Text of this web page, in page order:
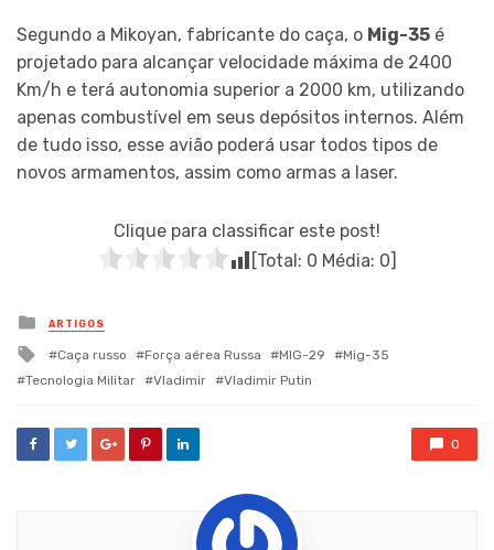
Segundo a Mikoyan, fabricante do caça, o Mig-35 é
projetado para alcançar velocidade máxima de 2400
Km/h e terá autonomia superior a 2000 km, utilizando
apenas combustível em seus depósitos internos. Além
de tudo isso, esse avião poderá usar todos tipos de
novos armamentos, assim como armas a laser.
Clique para classificar este post!
[Total: 0 Média: 0]
Posted
in
ARTIGOS
Tagged
with
Caça russo Força aérea Russa MIG-29
Mig-35
Tecnologia Militar
Vladimir Vladimir Putin
0